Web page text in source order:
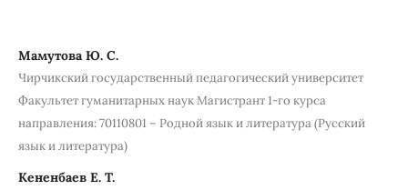
Мамутова Ю. С.
Чирчикский государственный педагогический университет
Факультет гуманитарных наук Магистрант 1-го курса
направления: 70110801 – Родной язык и литература (Русский
язык и литература)
Кененбаев Е. Т.